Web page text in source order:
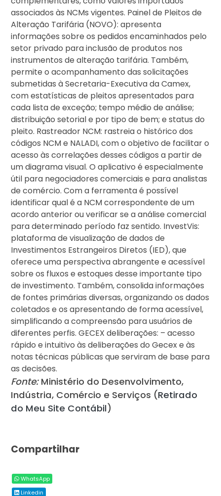
associados às NCMs vigentes. Painel de Pleitos de
Alteração Tarifária (NOVO): apresenta
informações sobre os pedidos encaminhados pelo
setor privado para inclusão de produtos nos
instrumentos de alteração tarifária. Também,
permite o acompanhamento das solicitações
submetidas à Secretaria-Executiva da Camex,
com estatísticas de pleitos apresentados para
cada lista de exceção; tempo médio de análise;
distribuição setorial e por tipo de bem; e status do
pleito. Rastreador NCM: rastreia o histórico dos
códigos NCM e NALADI, com o objetivo de facilitar o
acesso às correlações desses códigos a partir de
um diagrama visual. O aplicativo é especialmente
útil para negociadores comerciais e para analistas
de comércio. Com a ferramenta é possível
identificar qual é a NCM correspondente de um
acordo anterior ou verificar se a análise comercial
para determinado período faz sentido. InvestVis:
plataforma de visualização de dados de
Investimentos Estrangeiros Diretos (IED), que
oferece uma perspectiva abrangente e acessível
sobre os fluxos e estoques desse importante tipo
de investimento. Também, consolida informações
de fontes primárias diversas, organizando os dados
coletados e os apresentando de forma acessível,
simplificando a compreensão para usuários de
diferentes perfis. GECEX deliberações: – acesso
rápido e intuitivo às deliberações do Gecex e às
notas técnicas públicas que serviram de base para
as decisões.
Fonte:Ministério do Desenvolvimento,
Indústria, Comércio e Serviços (Retirado
do Meu Site Contábil)
Compartilhar
WhatsApp
Linkedin